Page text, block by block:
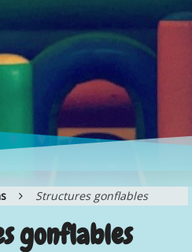
Structures gonflables
gonflables